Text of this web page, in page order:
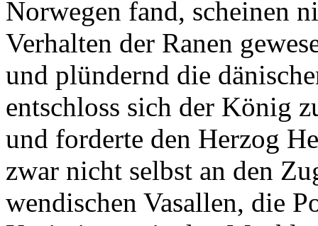
Norwegen fand, scheinen
Verhalten der Ranen
und plündernd die
entschloss sich der König
und forderte den Herzog
zwar nicht selbst an den
wendischen Vasallen, die